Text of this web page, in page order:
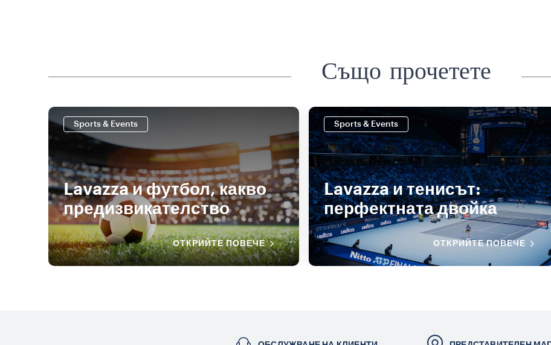
Също прочетете
Sports & Events
Lavazza и футбол, какво
предизвикателство
ОТКРИЙТЕ ПОВЕЧЕ
Sports & Events
Lavazza и тенисът:
перфектната двойка
ОТКРИЙТЕ ПОВЕЧЕ